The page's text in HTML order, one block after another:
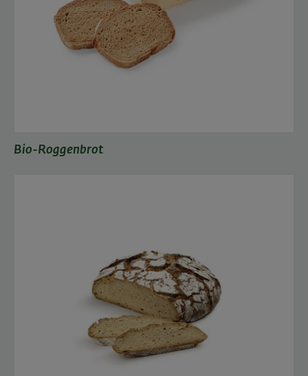
Bio-Roggenbrot